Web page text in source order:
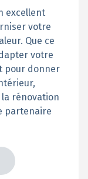
excellent
votre
Que ce
votre
pour donner
la rénovation
partenaire